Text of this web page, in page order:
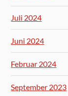
Juli 2024
Juni 2024
Februar 2024
September 2023